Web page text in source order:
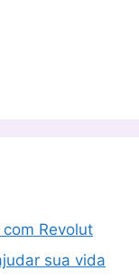
Revolut
sua vida